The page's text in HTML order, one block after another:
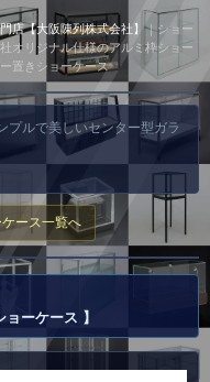
店【大阪陳列株式会社】｜ショー
オリジナル仕様のアルミ枠ショー
置きショーケース
プルで美しいセンター型ガラ
ース一覧へ
ーケース 】